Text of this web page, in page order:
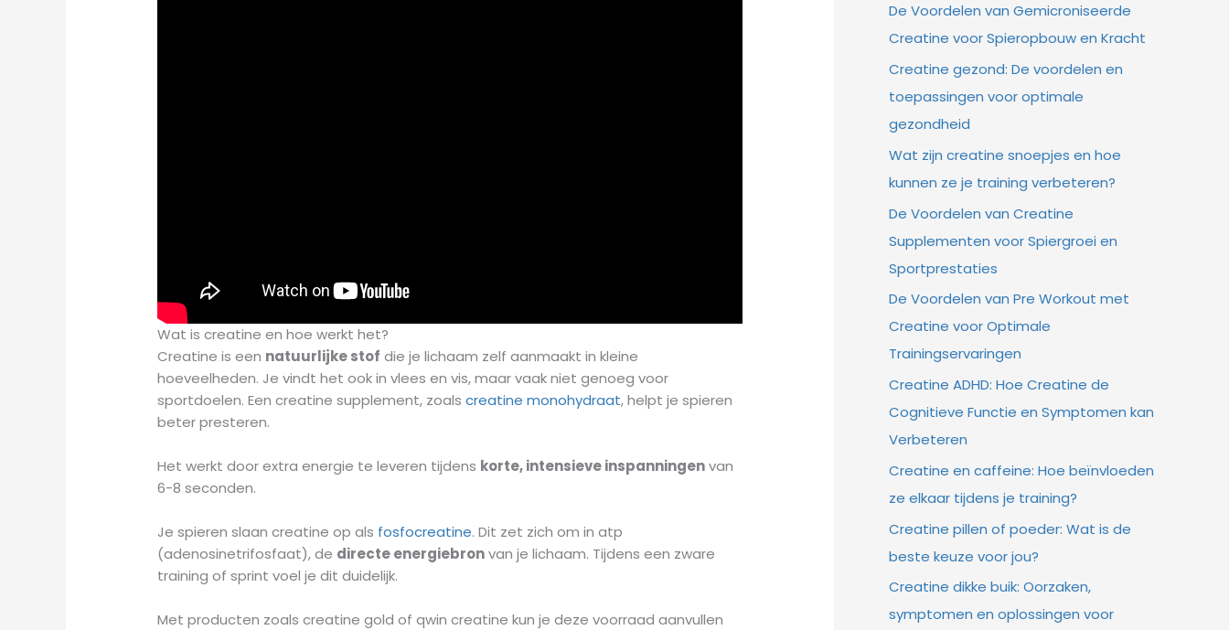
Wat is creatine en hoe werkt het?
Creatine is een natuurlijke stof die je lichaam zelf aanmaakt in kleine
hoeveelheden. Je vindt het ook in vlees en vis, maar vaak niet genoeg voor
sportdoelen. Een creatine supplement, zoalscreatine monohydraat, helpt je spieren
beter presteren.
Het werkt door extra energie te leveren tijdens korte, intensieve inspanningenvan
6-8 seconden.
Je spieren slaan creatine op als fosfocreatine. Dit zet zich om in atp
(adenosinetrifosfaat), de directe energiebronvan je lichaam. Tijdens een zware
training of sprint voel je dit duidelijk.
Met producten zoals creatine gold of qwin creatine kun je deze voorraad aanvullen
De Voordelen van Gemicroniseerde
Creatine voor Spieropbouw en Kracht
Creatine gezond: De voordelen en
toepassingen voor optimale
gezondheid
Wat zijn creatine snoepjes en hoe
kunnen ze je training verbeteren?
De Voordelen van Creatine
Supplementen voor Spiergroei en
Sportprestaties
De Voordelen van Pre Workout met
Creatine voor Optimale
Trainingservaringen
Creatine ADHD: Hoe Creatine de
Cognitieve Functie en Symptomen kan
Verbeteren
Creatine en caffeine: Hoe beïnvloeden
ze elkaar tijdens je training?
Creatine pillen of poeder: Wat is de
beste keuze voor jou?
Creatine dikke buik: Oorzaken,
symptomen en oplossingen voor